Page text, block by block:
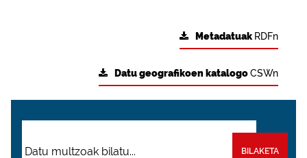
Metadatuak RDFn
Datu geografikoen katalogoCSWn
BILAKETA